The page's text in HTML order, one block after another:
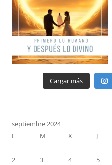
Cargar más
septiembre 2024
L
M X J
2
3 4 5